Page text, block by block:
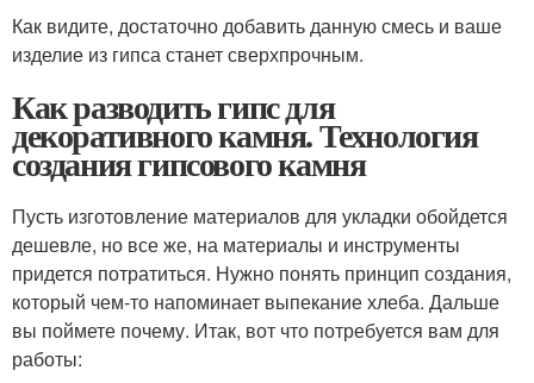
Как видите, достаточно добавить данную смесь и ваше
изделие из гипса станет сверхпрочным.
Как разводить гипс для
декоративного камня. Технология
создания гипсового камня
Пусть изготовление материалов для укладки обойдется
дешевле, но все же, на материалы и инструменты
придется потратиться. Нужно понять принцип создания,
который чем-то напоминает выпекание хлеба. Дальше
вы поймете почему. Итак, вот что потребуется вам для
работы: